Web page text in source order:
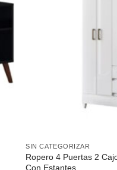
SIN CATEGORIZAR
Ropero 4 Puertas 2
Con Estantes